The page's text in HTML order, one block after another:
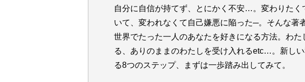
自分に自信が持てず、とにかく不安…。変わりたく
いて、変われなくて自己嫌悪に陥った─。そんな著
世界でたった一人のあなたを好きになる方法。わた
る、ありのままのわたしを受け入れるetc…。新し
る8つのステップ、まずは一歩踏み出してみて。